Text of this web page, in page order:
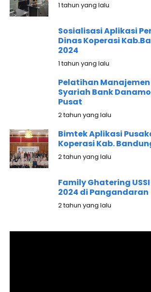
1 tahun yang lalu
Sosialisasi Aplikasi
Dinas Koperasi
2024
1 tahun yang lalu
Pelatihan
Syariah Bank
Pusat
2 tahun yang lalu
Bimtek Aplikasi
Koperasi Kab.
2 tahun yang lalu
Family Ghatering USSI
2024 di Pangandaran
2 tahun yang lalu